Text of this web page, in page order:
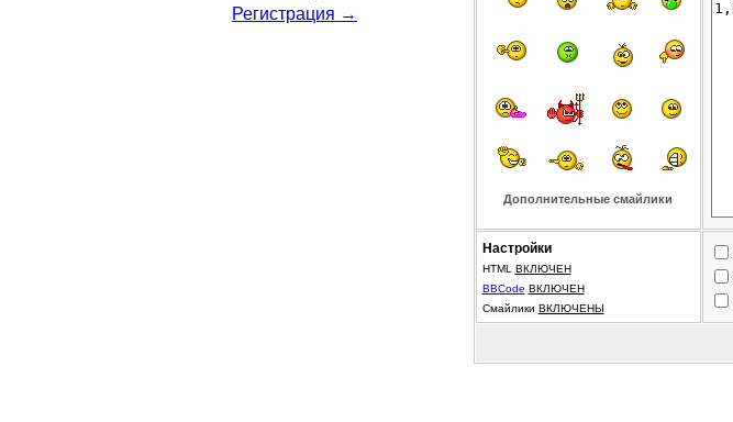
Регистрация →
Дополнительные смайлики
Настройки
HTML ВКЛЮЧЕН
BBCode ВКЛЮЧЕН
Смайлики ВКЛЮЧЕНЫ